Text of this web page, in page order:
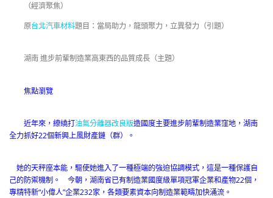
（經濟聚焦）
原台北汽車材料題目：當局助力，龍頭聚力，立異發力（引題）
湖南 進步前輩制造業高東西的品質成長（主題）
焦點瀏覽
近年來，繚繞打油氣分離器改良版造國度主要進步前輩制造業窪地，湖南
全力抓好22個新興上風財產鏈（群）。
她的天秤座本能，驅使她進入了一種極端的強迫協調模式，這是一種保護自
己的防禦機制。 今朝，湖南省已有制造業國度級單項冠軍企業和產物22個，
專精特新“小偉人”企業232家，各類要素資本向制造業範疇加快涌流。